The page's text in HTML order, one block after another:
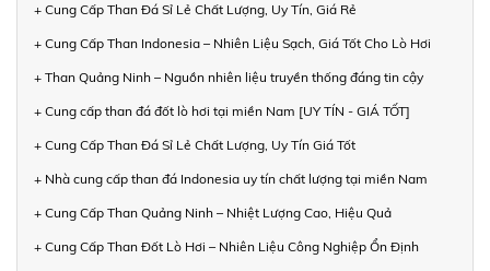
+ Cung Cấp Than Đá Sỉ Lẻ Chất Lượng, Uy Tín, Giá Rẻ
+ Cung Cấp Than Indonesia – Nhiên Liệu Sạch, Giá Tốt Cho Lò Hơi
+ Than Quảng Ninh – Nguồn nhiên liệu truyền thống đáng tin cậy
+ Cung cấp than đá đốt lò hơi tại miền Nam [UY TÍN - GIÁ TỐT]
+ Cung Cấp Than Đá Sỉ Lẻ Chất Lượng, Uy Tín Giá Tốt
+ Nhà cung cấp than đá Indonesia uy tín chất lượng tại miền Nam
+ Cung Cấp Than Quảng Ninh – Nhiệt Lượng Cao, Hiệu Quả
+ Cung Cấp Than Đốt Lò Hơi – Nhiên Liệu Công Nghiệp Ổn Định